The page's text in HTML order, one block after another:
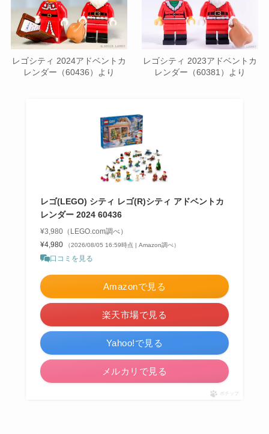
レゴシティ 2024アドベントカ
レンダー（60436）より
レゴシティ 2023アドベントカ
レンダー（60381）より
レゴ(LEGO) シティ レゴ(R)シティ アドベントカ
レンダー 2024 60436
¥3,980（LEGO.com調べ）
¥4,980
（2026/08/05 16:59時点 | Amazon調べ）
口コミを見る
Amazonで見る
楽天市場で見る
Yahoo!で見る
メルカリで見る
ポチップ